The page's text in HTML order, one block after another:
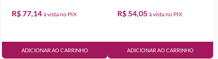
R$ 77,14
ADICIONAR AO CARRINHO
R$ 54,05
ADICIONAR AO CARRINHO